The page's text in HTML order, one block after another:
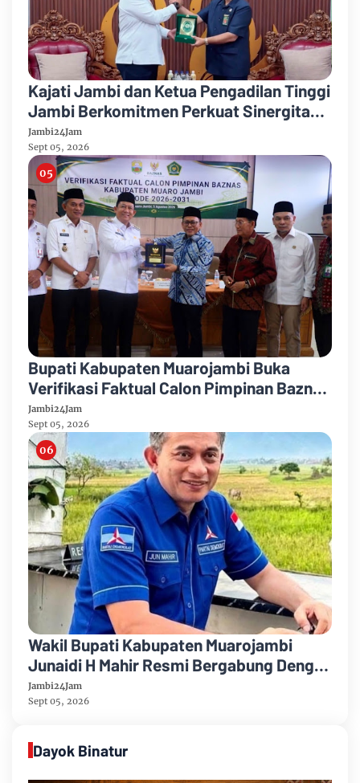
Kajati Jambi dan Ketua Pengadilan Tinggi
Jambi Berkomitmen Perkuat Sinergitas
Penegakan Hukum
Jambi24Jam
Sept 05, 2026
Bupati Kabupaten Muarojambi Buka
Verifikasi Faktual Calon Pimpinan Baznas
Tahun 2026-2031
Jambi24Jam
Sept 05, 2026
Wakil Bupati Kabupaten Muarojambi
Junaidi H Mahir Resmi Bergabung Dengan
Partai Demikrat
Jambi24Jam
Sept 05, 2026
Dayok Binatur